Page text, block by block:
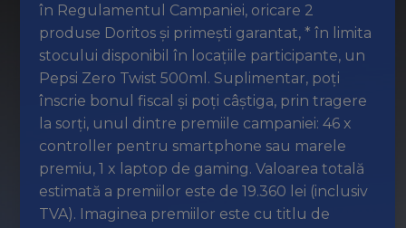
în Regulamentul Campaniei, oricare 2
produse Doritos și primești garantat, * în limita
stocului disponibil în locațiile participante, un
Pepsi Zero Twist 500ml. Suplimentar, poți
înscrie bonul fiscal și poți câștiga, prin tragere
la sorți, unul dintre premiile campaniei: 46 x
controller pentru smartphone sau marele
premiu, 1 x laptop de gaming. Valoarea totală
estimată a premiilor este de 19.360 lei (inclusiv
TVA). Imaginea premiilor este cu titlu de